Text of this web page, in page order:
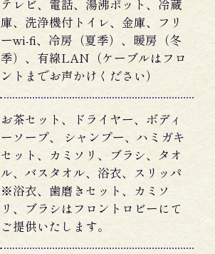
テレビ、電話、湯沸ポット、冷蔵
庫、洗浄機付トイレ、金庫、フリ
ーwi-fi、冷房（夏季）、暖房（冬
季）、有線LAN（ケーブルはフロ
ントまでお声かけください）
お茶セット、ドライヤー、ボディ
ーソープ、 シャンプー、ハミガキ
セット、カミソリ、ブラシ、タオ
ル、バスタオル、浴衣、スリッパ
※浴衣、歯磨きセット、カミソ
リ、ブラシはフロントロビーにて
ご提供いたします。